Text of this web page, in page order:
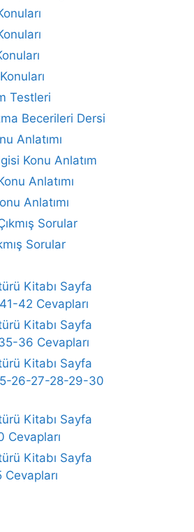
Testleri
Becerileri Dersi
Anlatımı
Konu Anlatım
Anlatımı
Anlatımı
Sorular
Sorular
Kitabı Sayfa
42 Cevapları
Kitabı Sayfa
36 Cevapları
Kitabı Sayfa
26-27-28-29-30
Kitabı Sayfa
Cevapları
Kitabı Sayfa